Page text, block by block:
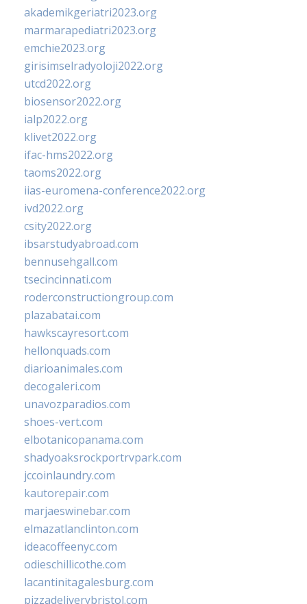
akademikgeriatri2023.org
marmarapediatri2023.org
emchie2023.org
girisimselradyoloji2022.org
utcd2022.org
biosensor2022.org
ialp2022.org
klivet2022.org
ifac-hms2022.org
taoms2022.org
iias-euromena-conference2022.org
ivd2022.org
csity2022.org
ibsarstudyabroad.com
bennusehgall.com
tsecincinnati.com
roderconstructiongroup.com
plazabatai.com
hawkscayresort.com
hellonquads.com
diarioanimales.com
decogaleri.com
unavozparadios.com
shoes-vert.com
elbotanicopanama.com
shadyoaksrockportrvpark.com
jccoinlaundry.com
kautorepair.com
marjaeswinebar.com
elmazatlanclinton.com
ideacoffeenyc.com
odieschillicothe.com
lacantinitagalesburg.com
pizzadeliverybristol.com